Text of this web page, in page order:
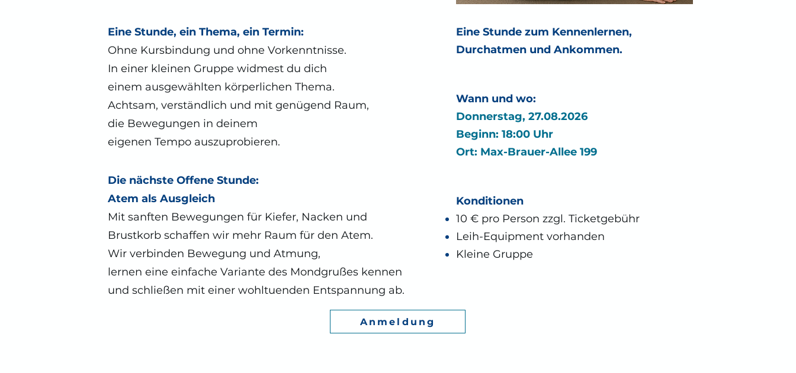
Eine Stunde, ein Thema, ein Termin:
Ohne Kursbindung und ohne Vorkenntnisse.
In einer kleinen Gruppe widmest du dich
einem ausgewählten körperlichen Thema.
Achtsam, verständlich und mit genügend Raum,
die Bewegungen in deinem
eigenen Tempo auszuprobieren.
Die nächste Offene Stunde:
Atem als Ausgleich
Mit sanften Bewegungen für Kiefer, Nacken und
Brustkorb schaffen wir mehr Raum für den Atem.
Wir verbinden Bewegung und Atmung,
lernen eine einfache Variante des Mondgrußes kennen
und schließen mit einer wohltuenden Entspannung ab.
Eine Stunde zum Kennenlernen,
Durchatmen und Ankommen.
Wann und wo:
Donnerstag, 27.08.2026
Beginn: 18:00 Uhr
Ort: Max-Brauer-Allee 199
Konditionen
10 € pro Person zzgl. Ticketgebühr
Leih-Equipment vorhanden
Kleine Gruppe​​
Anmeldung